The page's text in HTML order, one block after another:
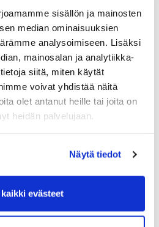
sisällön ja mainosten
median ominaisuuksien
analysoimiseen. Lisäksi
mainosalan ja analytiikka-
siitä, miten käytät
voivat yhdistää näitä
olet antanut heille tai joita on
heidän palvelujaan.
Näytä tiedot
evästeet